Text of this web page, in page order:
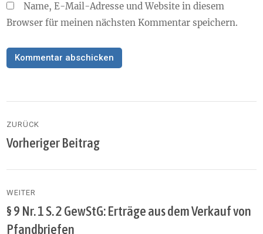
Name, E-Mail-Adresse und Website in diesem
Browser für meinen nächsten Kommentar speichern.
ZURÜCK
Vorheriger
Vorheriger Beitrag
WEITER
Nächster
Beitrag:
§ 9 Nr. 1 S. 2 GewStG: Erträge aus dem Verkauf von
Pfandbriefen